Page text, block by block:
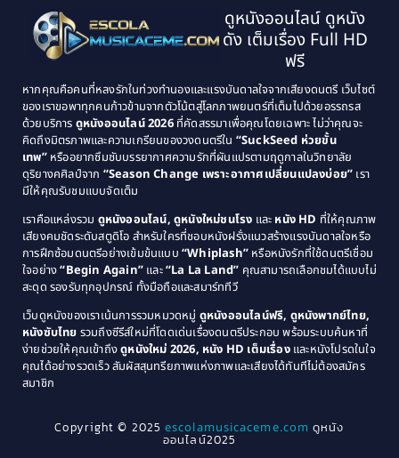
Classic หนังคลาสสิก(25)
Classic หนังคลาสสิก(134)
Classic หนังคลาสสิก(21)
Comedy ตลก(515)
Comedy ตลก(46)
Coming of Age ก้าวพ้นวัย(1)
Coming-of-Age(3)
Community(1)
Crime อาชญากรรม(289)
Cult Film(4)
1995
1994
1993
1992
1989
1988
1987
1986
1985
1984
1983
1982
1979
1978
1976
1975
1974
1971
1970
1969
1968
1964
1963
1940
ดูหนังออนไลน์ ดูหนัง
ดัง เต็มเรื่อง Full HD
ฟรี
หากคุณคือคนที่หลงรักในท่วงทำนองและแรงบันดาลใจจากเสียงดนตรี เว็บไซต์
ของเราขอพาทุกคนก้าวข้ามจากตัวโน้ตสู่โลกภาพยนตร์ที่เต็มไปด้วยอรรถรส
ด้วยบริการ ดูหนังออนไลน์ 2026ที่คัดสรรมาเพื่อคุณโดยเฉพาะ ไม่ว่าคุณจะ
คิดถึงมิตรภาพและความเกรียนของวงดนตรีใน “SuckSeed ห่วยขั้น
เทพ”หรืออยากซึมซับบรรยากาศความรักที่ผันแปรตามฤดูกาลในวิทยาลัย
ดุริยางคศิลป์จาก “Season Change เพราะอากาศเปลี่ยนแปลงบ่อย” เรา
มีให้คุณรับชมแบบจัดเต็ม
เราคือแหล่งรวม ดูหนังออนไลน์, ดูหนังใหม่ชนโรง และ หนัง HD ที่ให้คุณภาพ
เสียงคมชัดระดับสตูดิโอ สำหรับใครที่ชอบหนังฝรั่งแนวสร้างแรงบันดาลใจหรือ
การฝึกซ้อมดนตรีอย่างเข้มข้นแบบ “Whiplash” หรือหนังรักที่ใช้ดนตรีเชื่อม
ใจอย่าง“Begin Again” และ“La La Land” คุณสามารถเลือกชมได้แบบไม่
สะดุด รองรับทุกอุปกรณ์ ทั้งมือถือและสมาร์ททีวี
เว็บดูหนังของเราเน้นการรวมหมวดหมู่ ดูหนังออนไลน์ฟรี, ดูหนังพากย์ไทย,
หนังซับไทย รวมถึงซีรีส์ใหม่ที่โดดเด่นเรื่องดนตรีประกอบ พร้อมระบบค้นหาที่
ง่ายช่วยให้คุณเข้าถึงดูหนังใหม่ 2026, หนัง HD เต็มเรื่องและหนังโปรดในใจ
คุณได้อย่างรวดเร็ว สัมผัสสุนทรียภาพแห่งภาพและเสียงได้ทันทีไม่ต้องสมัคร
สมาชิก
Copyright © 2025escolamusicaceme.com ดูหนัง
ออนไลน์2025